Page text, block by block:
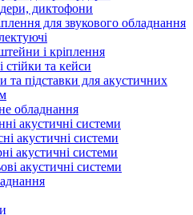
диктофони
для звукового обладнання
і кріплення
стійки та кейси
та підставки для акустичних
обладнання
акустичні системи
акустичні системи
акустичні системи
акустичні системи